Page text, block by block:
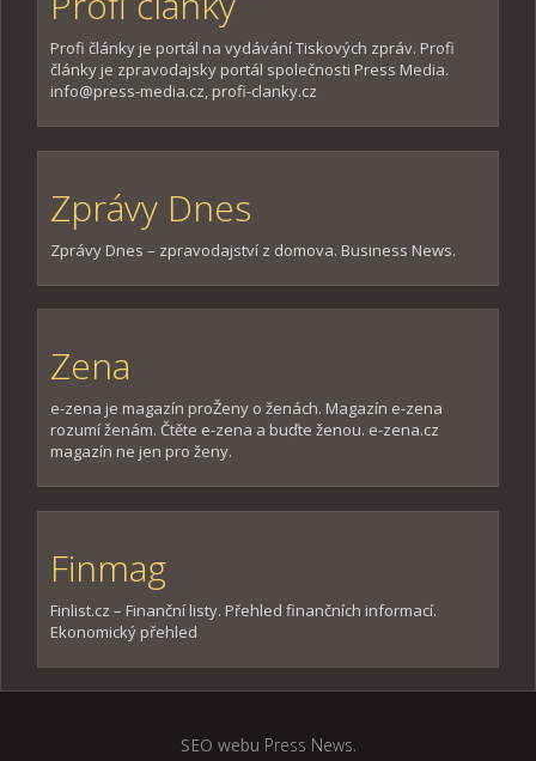
Profi články je portál na vydávání Tiskových zpráv. Profi
články je zpravodajsky portál společnosti Press Media.
info@press-media.cz, profi-clanky.cz
Zprávy Dnes
Zprávy Dnes – zpravodajství z domova. Business News.
Zena
e-zena je magazín proŽeny o ženách. Magazín e-zena
rozumí ženám. Čtěte e-zena a buďte ženou. e-zena.cz
magazín ne jen pro ženy.
Finmag
Finlist.cz – Finanční listy. Přehled finančních informací.
Ekonomický přehled
SEO webu Press News.